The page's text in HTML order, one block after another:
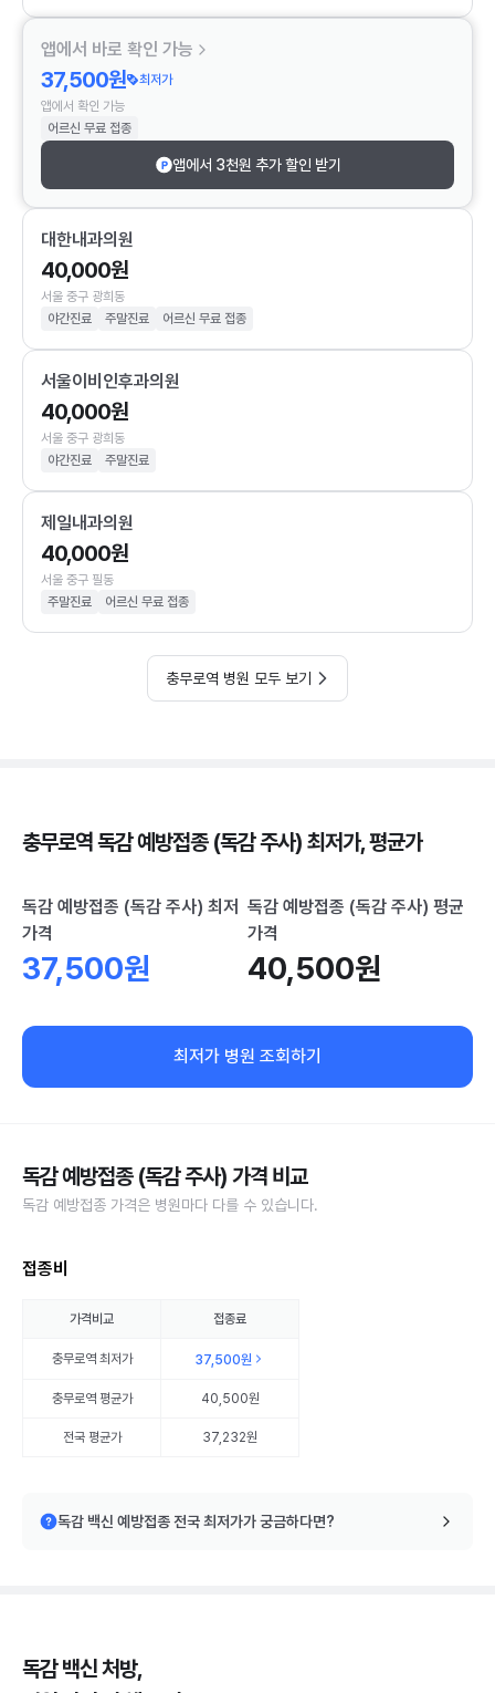
앱에서 바로 확인 가능
37,500원
최저가
앱에서 확인 가능
어르신 무료 접종
앱에서 3천원 추가 할인 받기
대한내과의원
40,000원
서울 중구 광희동
야간진료
주말진료 어르신 무료 접종
서울이비인후과의원
40,000원
서울 중구 광희동
야간진료
주말진료
제일내과의원
40,000원
서울 중구 필동
주말진료
어르신 무료 접종
충무로역 병원 모두 보기
충무로역 독감 예방접종 (독감 주사) 최저가, 평균가
독감 예방접종 (독감 주사) 최저
가격
37,500원
독감 예방접종 (독감 주사) 평균
가격
40,500원
최저가 병원 조회하기
독감 예방접종 (독감 주사) 가격 비교
독감 예방접종 가격은 병원마다 다를 수 있습니다.
접종비
가격비교 접종료
충무로역최저가 37,500원
충무로역평균가 40,500원
전국 평균가 37,232원
독감 백신 예방접종 전국 최저가가 궁금하다면?
독감 백신 처방,